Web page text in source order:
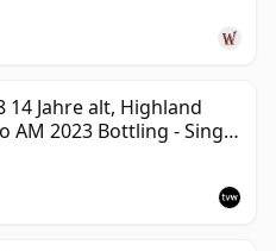
14 Jahre alt, Highland
AM 2023 Bottling - Single